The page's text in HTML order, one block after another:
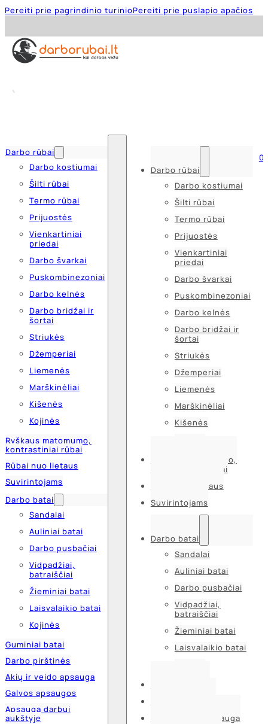
Pereiti prie pagrindinio turinioPereiti prie puslapio apačios
Darbo rūbai
Darbo kostiumai
Šilti rūbai
Termo rūbai
Prijuostės
Vienkartiniai
priedai
Darbo švarkai
Puskombinezoniai
Darbo kelnės
Darbo bridžai ir
šortai
Striukės
Džemperiai
Liemenės
Marškinėliai
Kišenės
Kojinės
Ryškaus matomumo,
kontrastiniai rūbai
Rūbai nuo lietaus
Suvirintojams
Darbo batai
Sandalai
Auliniai batai
Darbo pusbačiai
Vidpadžiai,
batraiščiai
Žieminiai batai
Laisvalaikio batai
Kojinės
Guminiai batai
Darbo pirštinės
Akių ir veido apsauga
Galvos apsaugos
Apsauga darbui
aukštyje
Darbo rūbai
Darbo kostiumai
Šilti rūbai
Termo rūbai
Prijuostės
Vienkartiniai
priedai
Darbo švarkai
Puskombinezoniai
Darbo kelnės
Darbo bridžai ir
šortai
Striukės
Džemperiai
Liemenės
Marškinėliai
Kišenės
Ryškaus matomumo,
kontrastiniai rūbai
Rūbai nuo lietaus
Suvirintojams
Darbo batai
Sandalai
Auliniai batai
Darbo pusbačiai
Vidpadžiai,
batraiščiai
Žieminiai batai
Laisvalaikio batai
Akių ir veido apsauga
0